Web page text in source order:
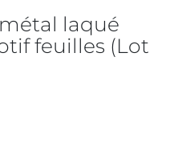
laqué
feuilles (Lot